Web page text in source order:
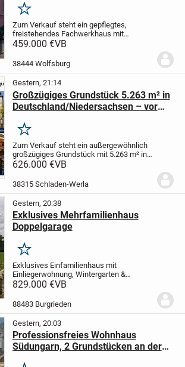
Merken
Zum Verkauf steht ein gepflegtes,
freistehendes Fachwerkhaus mit
Nebengebäude auf einem ca. 1.289 m²
Ortsteil Hattorf. Die Immobilie bietet ca.
230 m² Wohnfläche,...
459.000 €VB
38444 Wolfsburg
Gestern, 21:14
Großzügiges Grundstück 5.263 m² in
Deutschland/Niedersachsen – vor
Braunschweig und Wolfsburg, nahe
Goslar und Harz
Merken
Zum Verkauf steht ein außergewöhnlich
großzügiges Grundstück mit 5.263 m² in
38315 Hornburg, Niedersachsen,
aus Großstadtnähe, Natur, viel Platz und
langfristigem...
626.000 €VB
38315 Schladen-Werla
Gestern, 20:38
Exklusives Mehrfamilienhaus
Doppelgarage
Merken
Exklusives Einfamilienhaus mit
Einliegerwohnung, Wintergarten &
elektrischer Doppelgarage
Einfamilienhaus vereint stilvolles
Wohnen, viel Platz und eine...
829.000 €VB
88483 Burgrieden
Gestern, 20:03
Professionsfreies Wohnhaus
Südungarn, 2 Grundstücken an der